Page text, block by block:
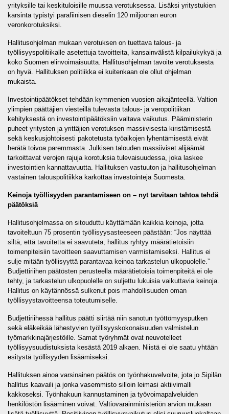
yrityksille tai keskituloisille muussa verotuksessa. Lisäksi yritystukien
karsinta typistyi parafiinisen dieselin 120 miljoonan euron
veronkorotuksiksi.
Hallitusohjelman mukaan verotuksen on tuettava talous- ja
työllisyyspolitiikalle asetettuja tavoitteita, kansainvälistä kilpailukykyä ja
koko Suomen elinvoimaisuutta. Hallitusohjelman tavoite verotuksesta
on hyvä. Hallituksen politiikka ei kuitenkaan ole ollut ohjelman
mukaista.
Investointipäätökset tehdään kymmenien vuosien aikajänteellä. Valtion
ylimpien päättäjien viesteillä tulevasta talous- ja veropolitiikan
kehityksestä on investointipäätöksiin valtava vaikutus. Pääministerin
puheet yritysten ja yrittäjien verotuksen massiivisesta kiristämisestä
sekä keskusjohtoisesti pakotetusta työaikojen lyhentämisestä eivät
herätä toivoa paremmasta. Julkisen talouden massiiviset alijäämät
tarkoittavat verojen rajuja korotuksia tulevaisuudessa, joka laskee
investointien kannattavuutta. Hallituksen vastuuton ja hallitusohjelman
vastainen talouspolitiikka karkottaa investointeja Suomesta.
Keinoja työllisyyden parantamiseen on – nyt tarvitaan tahtoa tehdä
päätöksiä
Hallitusohjelmassa on sitouduttu käyttämään kaikkia keinoja, jotta
tavoiteltuun 75 prosentin työllisyysasteeseen päästään: “Jos näyttää
siltä, että tavoitetta ei saavuteta, hallitus ryhtyy määrätietoisiin
toimenpiteisiin tavoitteen saavuttamisen varmistamiseksi. Hallitus ei
sulje mitään työllisyyttä parantavaa keinoa tarkastelun ulkopuolelle.”
Budjettiriihen päätösten perusteella määrätietoisia toimenpiteitä ei ole
tehty, ja tarkastelun ulkopuolelle on suljettu lukuisia vaikuttavia keinoja.
Hallitus on käytännössä sulkenut pois mahdollisuuden oman
työllisyystavoitteensa toteutumiselle.
Budjettiriihessä hallitus päätti siirtää niin sanotun työttömyysputken
sekä eläkeikää lähestyvien työllisyyskokonaisuuden valmistelun
työmarkkinajärjestöille. Samat työryhmät ovat neuvotelleet
työllisyysuudistuksista kesästä 2019 alkaen. Niistä ei ole saatu yhtään
esitystä työllisyyden lisäämiseksi.
Hallituksen ainoa varsinainen päätös on työnhakuvelvoite, jota jo Sipilän
hallitus kaavaili ja jonka vasemmisto silloin leimasi aktiivimalli
kakkoseksi. Työnhakuun kannustaminen ja työvoimapalveluiden
henkilöstön lisääminen voivat. Valtiovarainministeriön arvion mukaan